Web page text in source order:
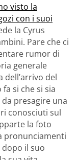
visto la
con i suoi
la Cyrus
Pare che ci
rumor di
generale
del
fa si che si sia
presagire una
conosciuti sul
la foto
pronunciamenti
dopo il suo